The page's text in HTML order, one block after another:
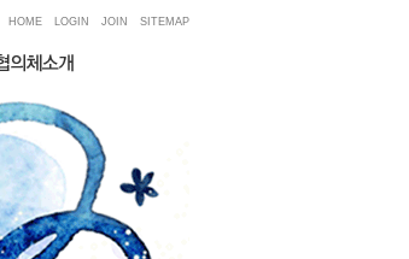
HOME LOGIN JOIN SITEMAP